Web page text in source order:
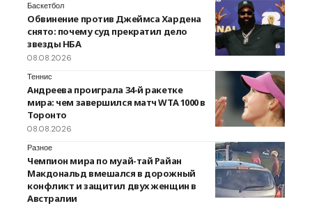
Баскетбол
Обвинение против Джеймса Хардена
снято: почему суд прекратил дело
звезды НБА
08.08.2026
Теннис
Андреева проиграла 34-й ракетке
мира: чем завершился матч WTA 1000 в
Торонто
08.08.2026
Разное
Чемпион мира по муай-тай Райан
Макдональд вмешался в дорожный
конфликт и защитил двух женщин в
Австралии